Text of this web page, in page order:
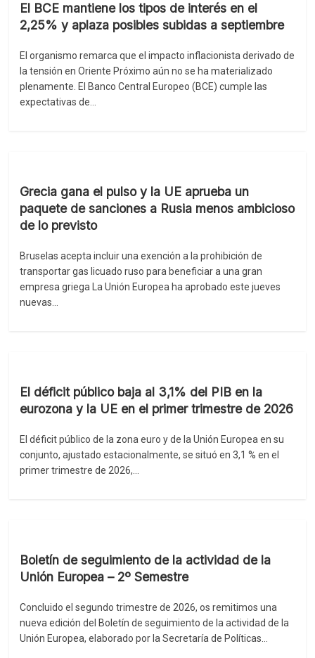
El BCE mantiene los tipos de interés en el
2,25% y aplaza posibles subidas a septiembre
El organismo remarca que el impacto inflacionista derivado de
la tensión en Oriente Próximo aún no se ha materializado
plenamente. El Banco Central Europeo (BCE) cumple las
expectativas de…
Grecia gana el pulso y la UE aprueba un
paquete de sanciones a Rusia menos ambicioso
de lo previsto
Bruselas acepta incluir una exención a la prohibición de
transportar gas licuado ruso para beneficiar a una gran
empresa griega La Unión Europea ha aprobado este jueves
nuevas…
El déficit público baja al 3,1% del PIB en la
eurozona y la UE en el primer trimestre de 2026
El déficit público de la zona euro y de la Unión Europea en su
conjunto, ajustado estacionalmente, se situó en 3,1 % en el
primer trimestre de 2026,…
Boletín de seguimiento de la actividad de la
Unión Europea – 2º Semestre
Concluido el segundo trimestre de 2026, os remitimos una
nueva edición del Boletín de seguimiento de la actividad de la
Unión Europea, elaborado por la Secretaría de Políticas…